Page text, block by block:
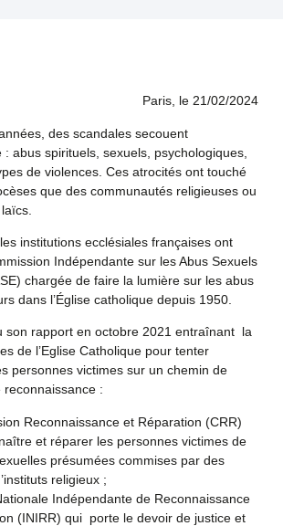
Paris, le 21/02/2024
des scandales secouent
: abus spirituels, sexuels, psychologiques,
de violences. Ces atrocités ont touché
que des communautés religieuses ou
institutions ecclésiales françaises ont
Indépendante sur les Abus Sexuels
chargée de faire la lumière sur les abus
dans l’Église catholique depuis 1950.
son rapport en octobre 2021 entraînant la
de l’Eglise Catholique pour tenter
personnes victimes sur un chemin de
:
Reconnaissance et Réparation (CRR)
et réparer les personnes victimes de
présumées commises par des
religieux ;
Indépendante de Reconnaissance
(INIRR) qui porte le devoir de justice et